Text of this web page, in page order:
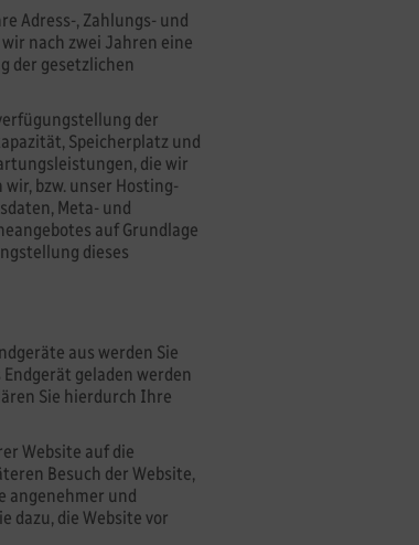
Adress-, Zahlungs- und
nach zwei Jahren eine
der gesetzlichen
der
Speicherplatz und
die wir
bzw. unser Hosting-
Meta- und
auf Grundlage
dieses
aus werden Sie
geladen werden
Sie hierdurch Ihre
Website auf die
Besuch der Website,
angenehmer und
dazu, die Website vor